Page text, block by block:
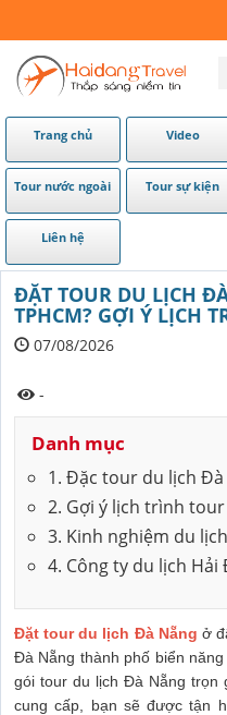
Trang chủ Video
Tour nước ngoài Tour sự kiện
Liên hệ
ĐẶT TOUR DU LỊCH
TPHCM? GỢI Ý LỊCH
07/08/2026
-
Danh mục
1. Đặc tour du lịch
2. Gợi ý lịch trình
3. Kinh nghiệm du
4. Công ty du lịch Hải
Đặt tour du lịch Đà Nẵng ở
Đà Nẵng thành phố biển
gói tour du lịch Đà Nẵng trọn
cung cấp, bạn sẽ được tận